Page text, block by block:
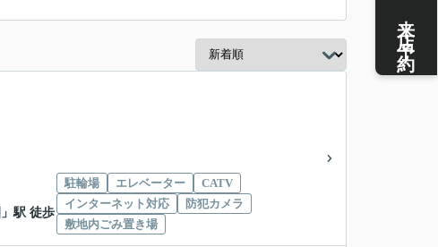
」駅 徒歩
駐輪場 エレベーター
CATV
インターネット対応
防犯カメラ
敷地内ごみ置き場
来店予約